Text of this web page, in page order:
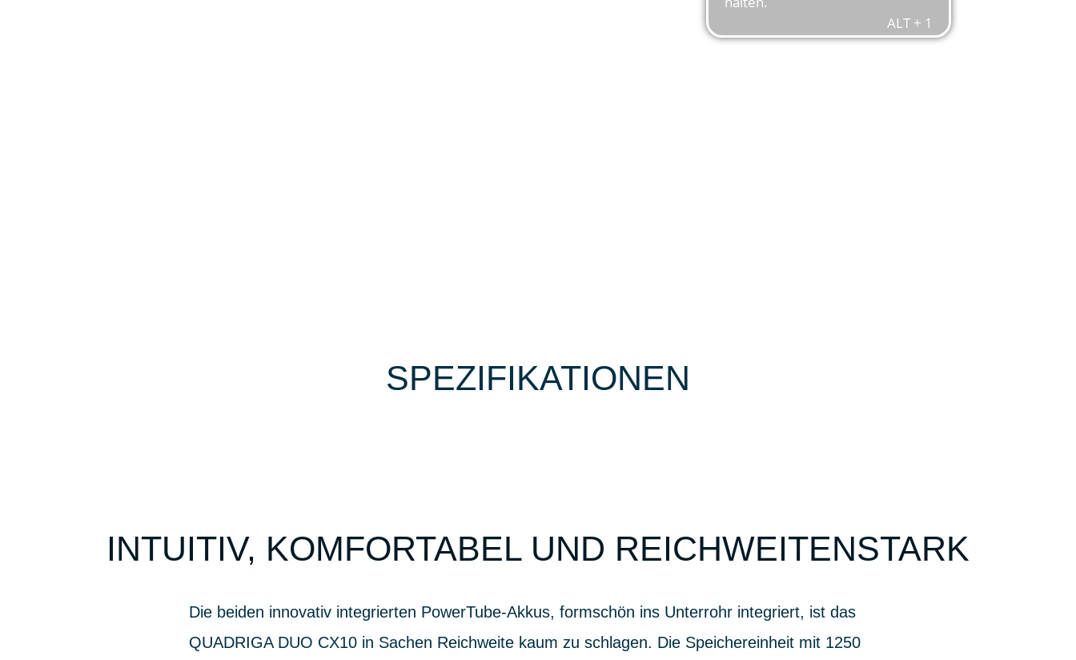
SPEZIFIKATIONEN
INTUITIV, KOMFORTABEL UND REICHWEITENSTARK
Die beiden innovativ integrierten PowerTube-Akkus, formschön ins Unterrohr integriert, ist das
QUADRIGA DUO CX10 in Sachen Reichweite kaum zu schlagen. Die Speichereinheit mit 1250